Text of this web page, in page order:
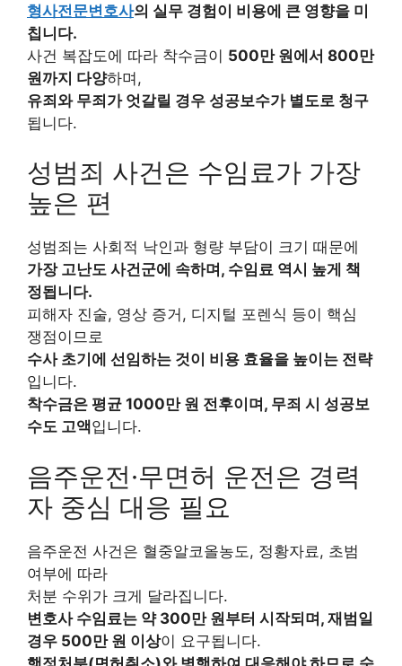
형사전문변호사의 실무 경험이 비용에 큰 영향을 미
칩니다.
사건 복잡도에 따라 착수금이 500만 원에서 800만
원까지 다양하며,
유죄와 무죄가 엇갈릴 경우 성공보수가 별도로 청구
됩니다.
성범죄 사건은 수임료가 가장
높은 편
성범죄는 사회적 낙인과 형량 부담이 크기 때문에
가장 고난도 사건군에 속하며, 수임료 역시 높게 책
정됩니다.
피해자 진술, 영상 증거, 디지털 포렌식 등이 핵심
쟁점이므로
수사 초기에 선임하는 것이 비용 효율을 높이는 전략
입니다.
착수금은 평균 1000만 원 전후이며, 무죄 시 성공보
수도 고액입니다.
음주운전·무면허 운전은 경력
자 중심 대응 필요
음주운전 사건은 혈중알코올농도, 정황자료, 초범
여부에 따라
처분 수위가 크게 달라집니다.
변호사 수임료는 약 300만 원부터 시작되며, 재범일
경우 500만 원 이상이 요구됩니다.